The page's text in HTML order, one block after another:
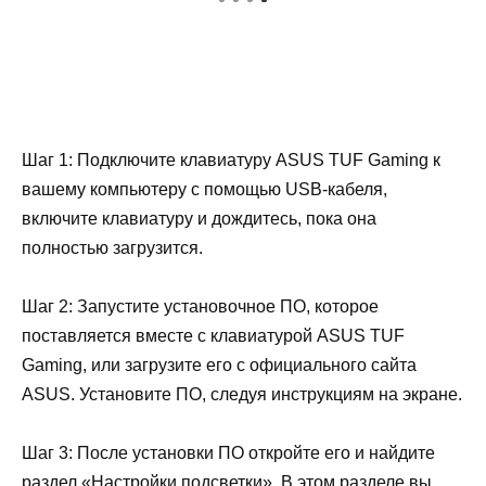
Шаг 1: Подключите клавиатуру ASUS TUF Gaming к
вашему компьютеру с помощью USB-кабеля,
включите клавиатуру и дождитесь, пока она
полностью загрузится.
Шаг 2: Запустите установочное ПО, которое
поставляется вместе с клавиатурой ASUS TUF
Gaming, или загрузите его с официального сайта
ASUS. Установите ПО, следуя инструкциям на экране.
Шаг 3: После установки ПО откройте его и найдите
раздел «Настройки подсветки». В этом разделе вы